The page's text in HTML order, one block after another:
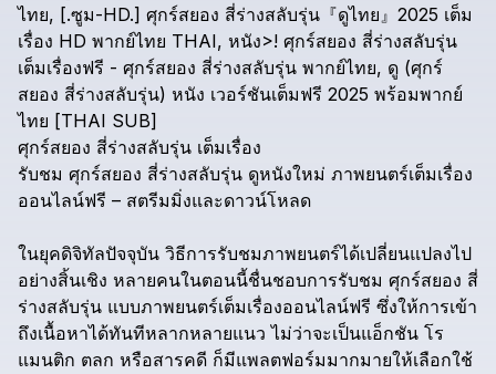
ไทย, [.ซูม-HD.] ศุกร์สยอง สี่ร่างสลับรุ่น『ดูไทย』2025 เต็ม
เรื่อง HD พากย์ไทย THAI, หนัง>! ศุกร์สยอง สี่ร่างสลับรุ่น
เต็มเรื่องฟรี - ศุกร์สยอง สี่ร่างสลับรุ่น พากย์ไทย, ดู (ศุกร์
สยอง สี่ร่างสลับรุ่น) หนัง เวอร์ชันเต็มฟรี 2025 พร้อมพากย์
ไทย [THAI SUB]
ศุกร์สยอง สี่ร่างสลับรุ่น เต็มเรื่อง
รับชม ศุกร์สยอง สี่ร่างสลับรุ่น ดูหนังใหม่ ภาพยนตร์เต็มเรื่อง
ออนไลน์ฟรี – สตรีมมิ่งและดาวน์โหลด
ในยุคดิจิทัลปัจจุบัน วิธีการรับชมภาพยนตร์ได้เปลี่ยนแปลงไป
อย่างสิ้นเชิง หลายคนในตอนนี้ชื่นชอบการรับชม ศุกร์สยอง สี่
ร่างสลับรุ่น แบบภาพยนตร์เต็มเรื่องออนไลน์ฟรี ซึ่งให้การเข้า
ถึงเนื้อหาได้ทันทีหลากหลายแนว ไม่ว่าจะเป็นแอ็กชัน โร
แมนติก ตลก หรือสารคดี ก็มีแพลตฟอร์มมากมายให้เลือกใช้